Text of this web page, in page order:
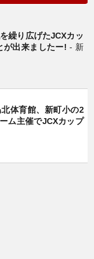
繰り広げたJCXカッ
が出来ましたー!- 新
体育館、新町小の2
ム主催でJCXカップ